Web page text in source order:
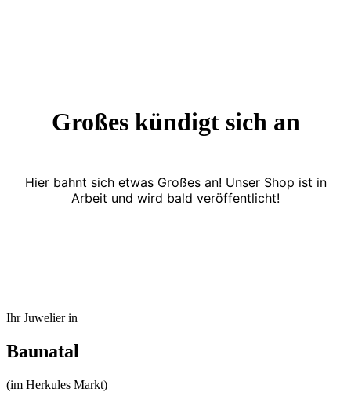
Großes kündigt sich an
Hier bahnt sich etwas Großes an! Unser Shop ist in
Arbeit und wird bald veröffentlicht!
Ihr Juwelier in
Baunatal
(im Herkules Markt)